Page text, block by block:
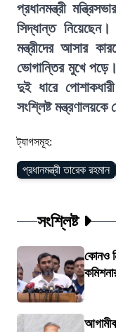
প্রধানমন্ত্রী
সিদ্ধান্ত
মন্ত্রীদের আসার
ভোগান্তির মুখে
দুই ধারে
সংশ্লিষ্ট মন্ত্রণালয়কে
ট্যাগসমূহ:
প্রধানমন্ত্রী তারেক রহমান
সংশ্লিষ্ট
কোনও